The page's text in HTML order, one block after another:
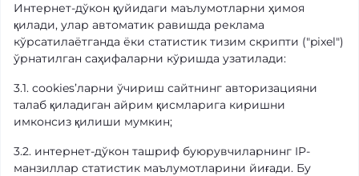
Интернет-дўкон қуйидаги маълумотларни ҳимоя
қилади, улар автоматик равишда реклама
кўрсатилаётганда ёки статистик тизим скрипти ("pixel")
ўрнатилган саҳифаларни кўришда узатилади:
3.1. cookies’ларни ўчириш сайтнинг авторизацияни
талаб қиладиган айрим қисмларига киришни
имконсиз қилиши мумкин;
3.2. интернет-дўкон ташриф буюрувчиларнинг IP-
манзиллар статистик маълумотларини йиғади. Бу